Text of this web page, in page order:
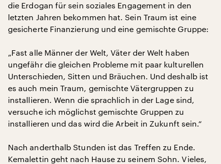
die Erdogan für sein soziales Engagement in den
letzten Jahren bekommen hat. Sein Traum ist eine
gesicherte Finanzierung und eine gemischte Gruppe:
„Fast alle Männer der Welt, Väter der Welt haben
ungefähr die gleichen Probleme mit paar kulturellen
Unterschieden, Sitten und Bräuchen. Und deshalb ist
es auch mein Traum, gemischte Vätergruppen zu
installieren. Wenn die sprachlich in der Lage sind,
versuche ich möglichst gemischte Gruppen zu
installieren und das wird die Arbeit in Zukunft sein.“
Nach anderthalb Stunden ist das Treffen zu Ende.
Kemalettin geht nach Hause zu seinem Sohn. Vieles,